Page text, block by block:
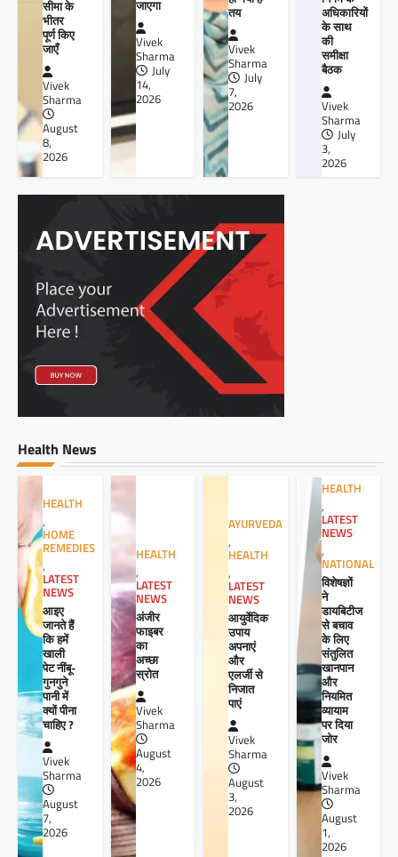
सीमा के
भीतर
पूर्ण किए
जाएँ
Vivek
Sharma
August
8,
2026
जाएगा
Vivek
Sharma
July
14,
2026
तय
Vivek
Sharma
July
7,
2026
अधिकारियों
के साथ
की
समीक्षा
बैठक
Vivek
Sharma
July
3,
2026
Health News
HEALTH
,
HOME
REMEDIES
,
LATEST
NEWS
आइए
जानते हैं
कि हमें
खाली
पेट नींबू-
गुनगुने
पानी में
क्यों पीना
चाहिए ?
Vivek
Sharma
August
7,
2026
HEALTH
,
LATEST
NEWS
अंजीर
फाइबर
का
अच्छा
स्रोत
Vivek
Sharma
August
4,
2026
AYURVEDA
,
HEALTH
,
LATEST
NEWS
आयुर्वेदिक
उपाय
अपनाएं
और
एलर्जी से
निजात
पाएं
Vivek
Sharma
August
3,
2026
HEALTH
,
LATEST
NEWS
,
NATIONAL
विशेषज्ञों
ने
डायबिटीज
से बचाव
के लिए
संतुलित
खानपान
और
नियमित
व्यायाम
पर दिया
जोर
Vivek
Sharma
August
1,
2026